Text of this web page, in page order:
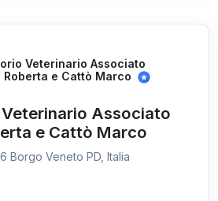
Veterinario Associato
Roberta e Cattò Marco
Associato
e Cattò Marco
Borgo Veneto PD, Italia